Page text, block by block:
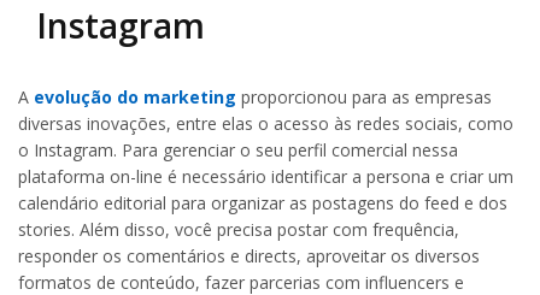
Instagram
A evolução do marketing proporcionou para as empresas
diversas inovações, entre elas o acesso às redes sociais, como
o Instagram. Para gerenciar o seu perfil comercial nessa
plataforma on-line é necessário identificar a persona e criar um
calendário editorial para organizar as postagens do feed e dos
stories. Além disso, você precisa postar com frequência,
responder os comentários e directs, aproveitar os diversos
formatos de conteúdo, fazer parcerias com influencers e